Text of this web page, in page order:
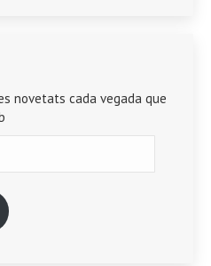
novetats cada vegada que